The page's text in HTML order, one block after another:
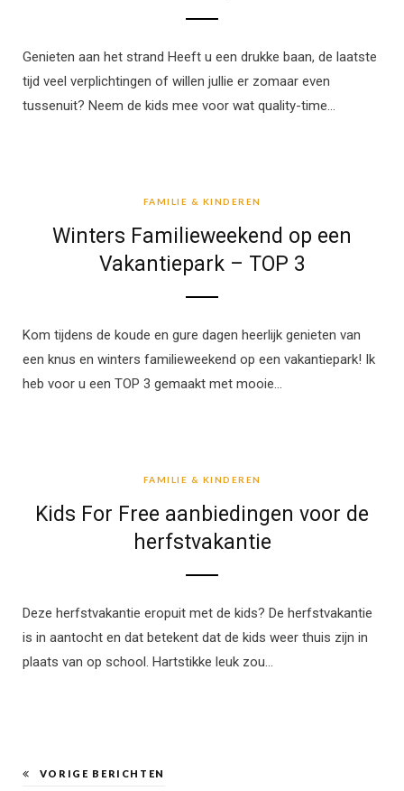
Genieten aan het strand Heeft u een drukke baan, de laatste
tijd veel verplichtingen of willen jullie er zomaar even
tussenuit? Neem de kids mee voor wat quality-time…
FAMILIE & KINDEREN
Winters Familieweekend op een
Vakantiepark – TOP 3
Kom tijdens de koude en gure dagen heerlijk genieten van
een knus en winters familieweekend op een vakantiepark! Ik
heb voor u een TOP 3 gemaakt met mooie…
FAMILIE & KINDEREN
Kids For Free aanbiedingen voor de
herfstvakantie
Deze herfstvakantie eropuit met de kids? De herfstvakantie
is in aantocht en dat betekent dat de kids weer thuis zijn in
plaats van op school. Hartstikke leuk zou…
VORIGE BERICHTEN